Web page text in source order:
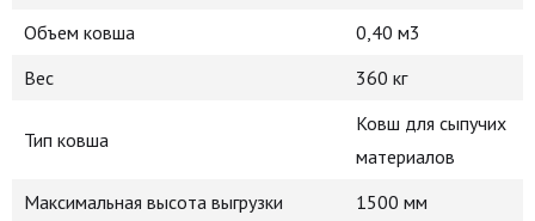
Объем ковша
0,40 м3
Вес
360 кг
Тип ковша
Ковш для сыпучих
материалов
Максимальная высота выгрузки
1500 мм